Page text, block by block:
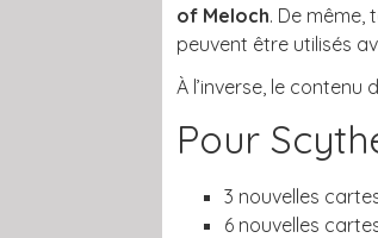
of Meloch. De même,
peuvent être utilisés
À l’inverse, le contenu
Pour
3 nouvelles
6 nouvelles